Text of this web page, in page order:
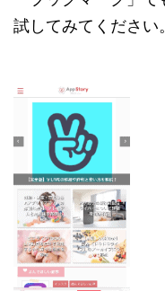
試してみてください。